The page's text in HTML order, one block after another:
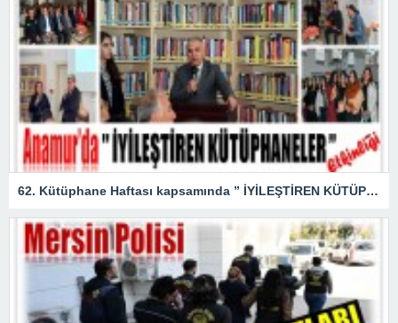
62. Kütüphane Haftası kapsamında ” İYİLEŞTİREN KÜTÜPHANELER ” etkinliği düzenlendi.